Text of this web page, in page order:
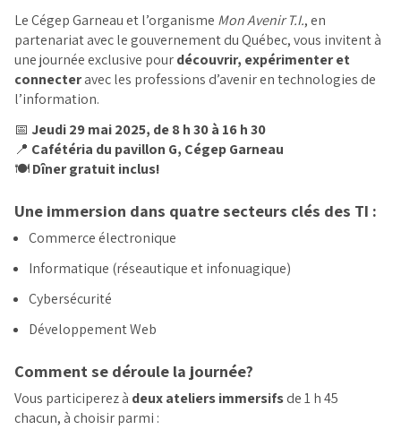
Le Cégep Garneau et l’organisme Mon Avenir T.I., en
partenariat avec le gouvernement du Québec, vous invitent à
une journée exclusive pourdécouvrir, expérimenter et
connecteravec les professions d’avenir en technologies de
l’information.
📅 Jeudi 29 mai 2025, de 8 h 30 à 16 h 30
📍 Cafétéria du pavillon G, Cégep Garneau
🍽️Dîner gratuit inclus!
Une immersion dans quatre secteurs clés des TI :
Commerce électronique
Informatique (réseautique et infonuagique)
Cybersécurité
Développement Web
Comment se déroule la journée?
Vous participerez à deux ateliers immersifsde 1 h 45
chacun, à choisir parmi :